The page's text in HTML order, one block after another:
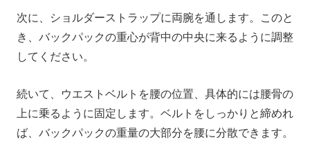
次に、ショルダーストラップに両腕を通します。このと
き、バックパックの重心が背中の中央に来るように調整
してください。
続いて、ウエストベルトを腰の位置、具体的には腰骨の
上に乗るように固定します。ベルトをしっかりと締めれ
ば、バックパックの重量の大部分を腰に分散できます。